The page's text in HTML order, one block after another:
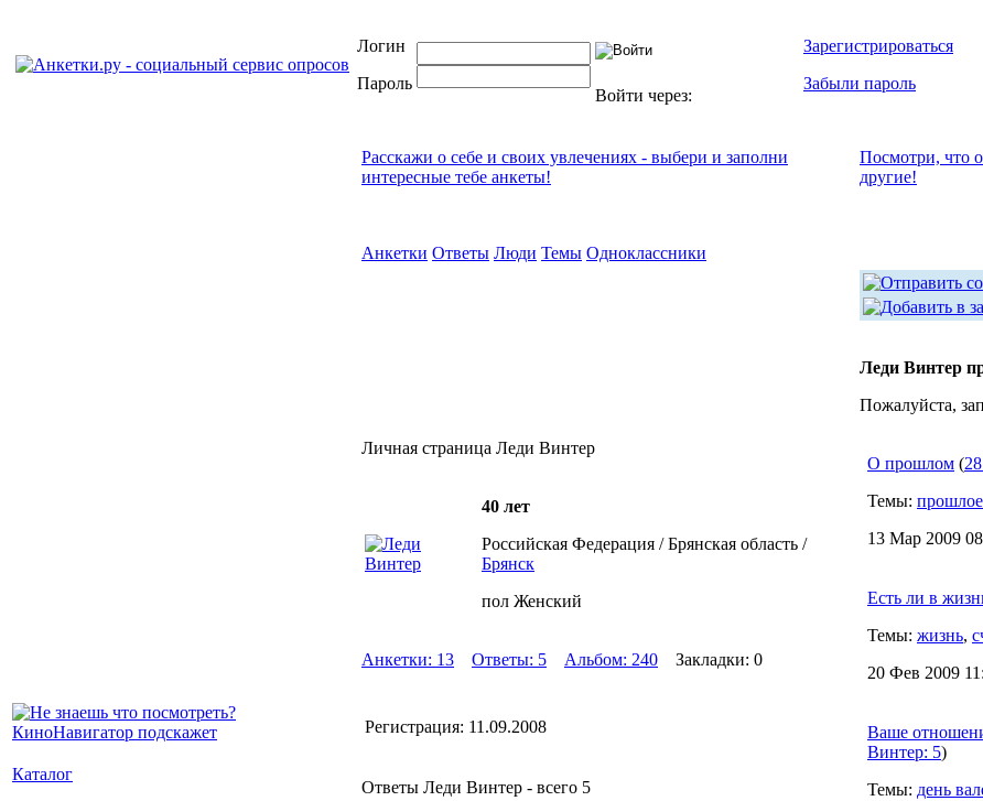
Логин
Пароль
Войти через:
Зарегистрироваться
Забыли пароль
Каталог
Расскажи о себе и своих увлечениях - выбери и заполни
интересные тебе анкеты!
Посмотри, что
другие!
Анкетки Ответы Люди Темы Одноклассники
Личная страница Леди Винтер
40 лет
Российская Федерация / Брянская область /
Брянск
пол Женский
Анкетки: 13 Ответы: 5 Альбом: 240 Закладки: 0
Регистрация: 11.09.2008
Ответы Леди Винтер - всего 5
Леди Винтер
Пожалуйста,
О прошлом (
Темы: прошлое
13 Мар 2009
Есть ли в
Темы: жизнь,
20 Фев 2009
Ваше
Винтер: 5)
Темы: день